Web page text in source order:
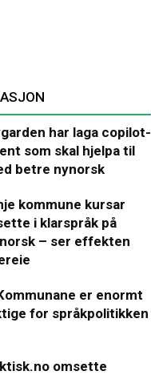
har laga copilot-
som skal hjelpa til
betre nynorsk
kommune kursar
i klarspråk på
– ser effekten
er enormt
for språkpolitikken
omsette